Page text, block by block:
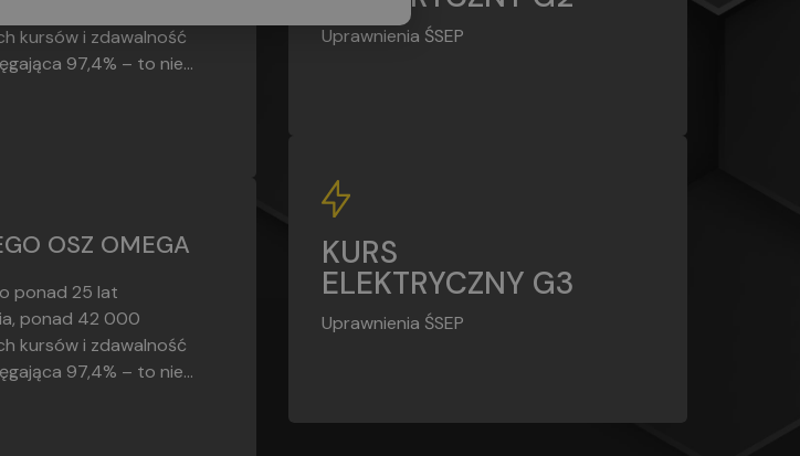
kursów i zdawalność
97,4% – to nie...
OSZ OMEGA
ponad 25 lat
ponad 42 000
kursów i zdawalność
97,4% – to nie...
Uprawnienia ŚSEP
KURS
ELEKTRYCZNY G3
Uprawnienia ŚSEP
G3